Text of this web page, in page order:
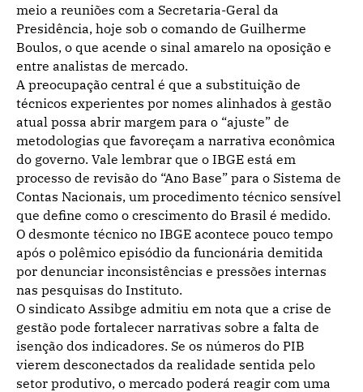
meio a reuniões com a Secretaria-Geral da
Presidência, hoje sob o comando de Guilherme
Boulos, o que acende o sinal amarelo na oposição e
entre analistas de mercado.
A preocupação central é que a substituição de
técnicos experientes por nomes alinhados à gestão
atual possa abrir margem para o “ajuste” de
metodologias que favoreçam a narrativa econômica
do governo. Vale lembrar que o IBGE está em
processo de revisão do “Ano Base” para o Sistema de
Contas Nacionais, um procedimento técnico sensível
que define como o crescimento do Brasil é medido.
O desmonte técnico no IBGE acontece pouco tempo
após o polêmico episódio da funcionária demitida
por denunciar inconsistências e pressões internas
nas pesquisas do Instituto.
O sindicato Assibge admitiu em nota que a crise de
gestão pode fortalecer narrativas sobre a falta de
isenção dos indicadores. Se os números do PIB
vierem desconectados da realidade sentida pelo
setor produtivo, o mercado poderá reagir com uma